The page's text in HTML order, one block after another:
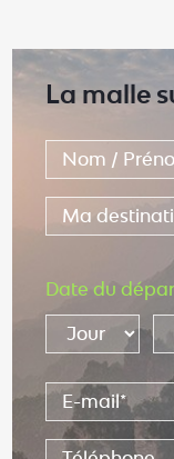
La malle
Date du